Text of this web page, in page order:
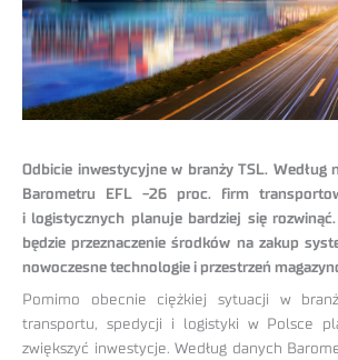
Odbicie inwestycyjne w branży TSL. Według
Barometru EFL -26 proc. firm
i logistycznych planuje bardziej się
będzie przeznaczenie środków na zakup
nowoczesne technologie i przestrzeń
Pomimo obecnie ciężkiej sytuacji w
transportu, spedycji i logistyki w Polsce
zwiększyć inwestycje. Według danych